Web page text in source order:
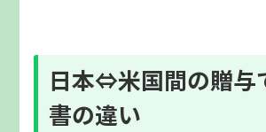
日本⇔米国間の贈与
書の違い